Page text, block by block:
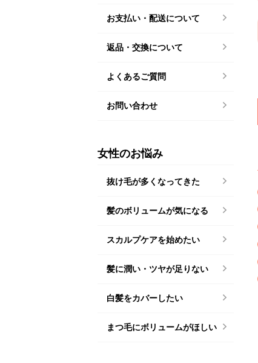
お支払い・配送について
返品・交換について
よくあるご質問
お問い合わせ
女性のお悩み
抜け毛が多くなってきた
髪のボリュームが気になる
スカルプケアを始めたい
髪に潤い・ツヤが足りない
白髪をカバーしたい
まつ毛にボリュームがほしい